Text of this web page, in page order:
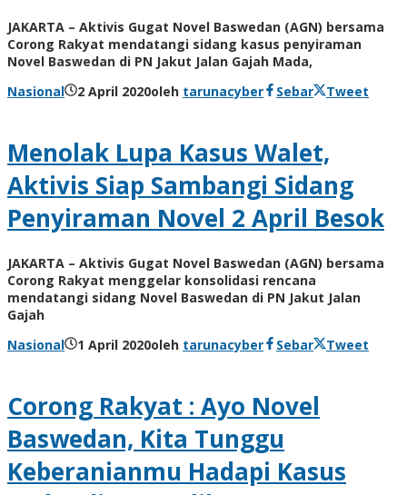
JAKARTA – Aktivis Gugat Novel Baswedan (AGN) bersama
Corong Rakyat mendatangi sidang kasus penyiraman
Novel Baswedan di PN Jakut Jalan Gajah Mada,
Nasional
2 April 2020oleh tarunacyber Sebar Tweet
Menolak Lupa Kasus Walet,
Aktivis Siap Sambangi Sidang
Penyiraman Novel 2 April Besok
JAKARTA – Aktivis Gugat Novel Baswedan (AGN) bersama
Corong Rakyat menggelar konsolidasi rencana
mendatangi sidang Novel Baswedan di PN Jakut Jalan
Gajah
Nasional
1 April 2020oleh tarunacyber Sebar Tweet
Corong Rakyat : Ayo Novel
Baswedan, Kita Tunggu
Keberanianmu Hadapi Kasus